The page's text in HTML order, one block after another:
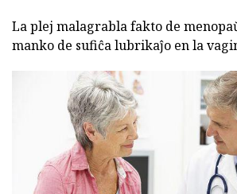
La plej malagrabla fakto de
manko de sufiĉa lubrikaĵo en la